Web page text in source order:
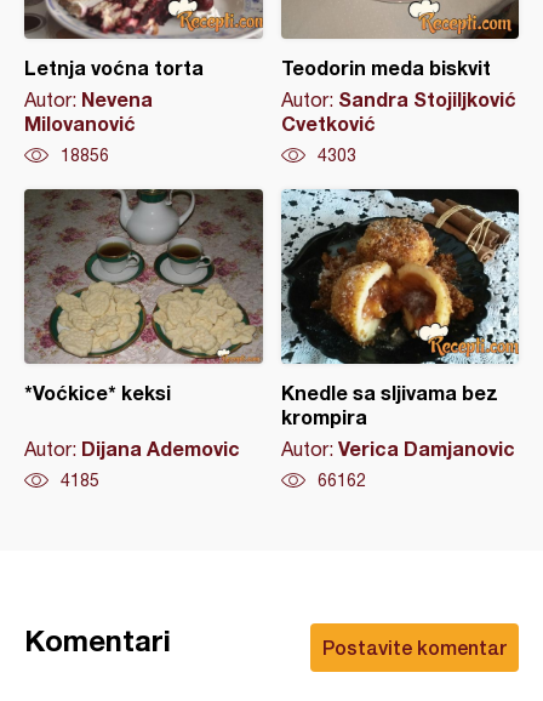
Letnja voćna torta
Autor: Nevena
Milovanović
18856
Teodorin meda biskvit
Autor: Sandra Stojiljković
Cvetković
4303
*Voćkice* keksi
Autor: Dijana Ademovic
4185
Knedle sa sljivama bez
krompira
Autor: Verica Damjanovic
66162
Postavite komentar
Komentari